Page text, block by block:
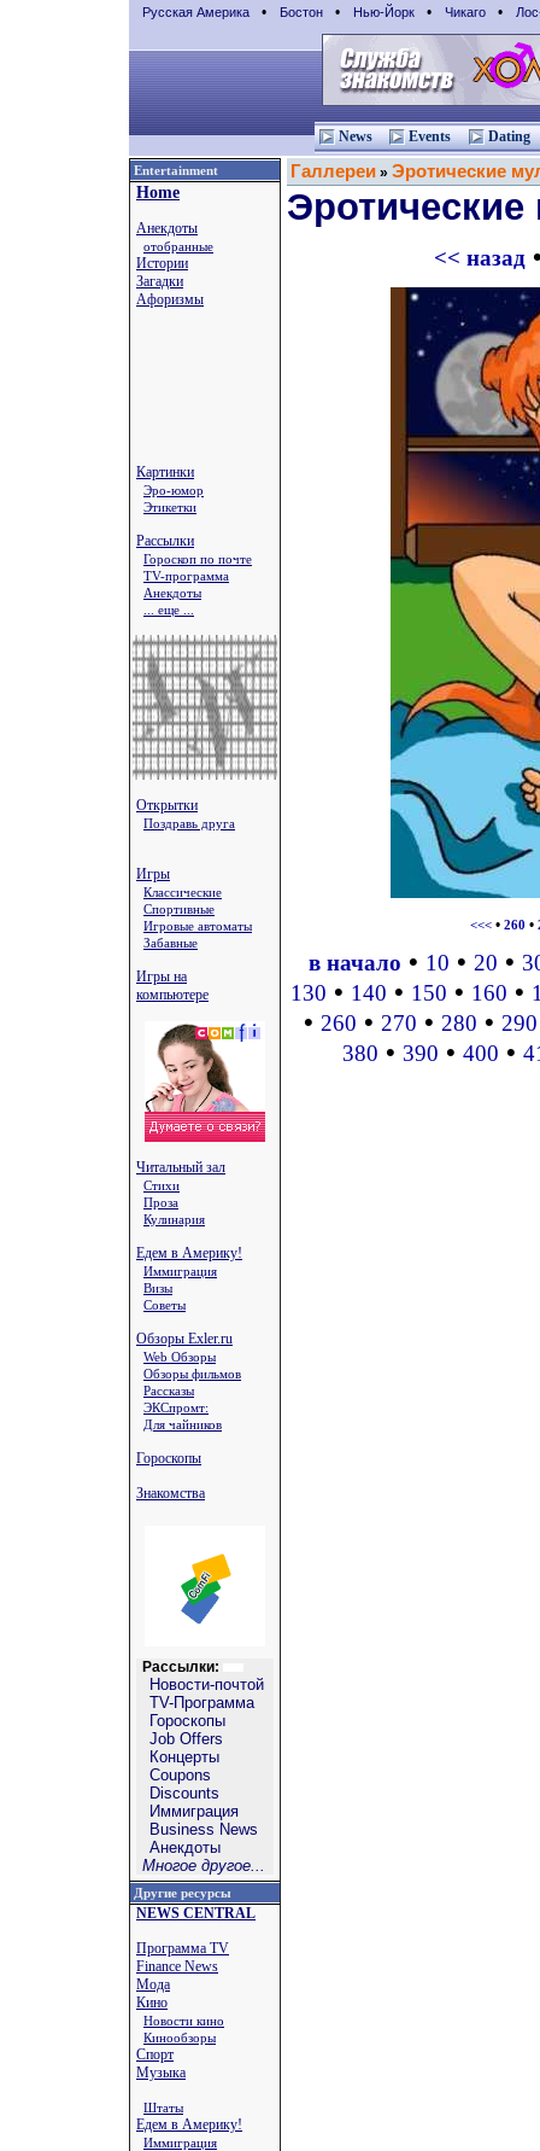
Русская Америка • Бостон • Нью-Йорк • Чикаго •
News Events Dating
Entertainment
Home
Анекдоты
отобранные
Истории
Загадки
Афоризмы
Картинки
Эро-юмор
Этикетки
Рассылки
Гороскоп по почте
TV-программа
Анекдоты
... еще ...
Открытки
Поздравь друга
Игры
Классические
Спортивные
Игровые автоматы
Забавные
Игры на
компьютере
Читальный зал
Стихи
Проза
Кулинария
Едем в Америку!
Иммиграция
Визы
Советы
Обзоры Exler.ru
Web Обзоры
Обзоры фильмов
Рассказы
ЭКСпромт:
Для чайников
Гороскопы
Знакомства
Рассылки:
Новости-почтой
TV-Программа
Гороскопы
Job Offers
Концерты
Coupons
Discounts
Иммиграция
Business News
Анекдоты
Многое другое...
Другие ресурсы
NEWS CENTRAL
Программа TV
Finance News
Мода
Кино
Новости кино
Кинообзоры
Спорт
Музыка
Штаты
Едем в Америку!
Иммиграция
Галлереи » Эротические
<< назад
<<<• 260 •
в начало • 10 • 20 •
130 • 140 • 150 • 160 •
• 260 • 270 • 280 • 290
380 • 390 • 400 •